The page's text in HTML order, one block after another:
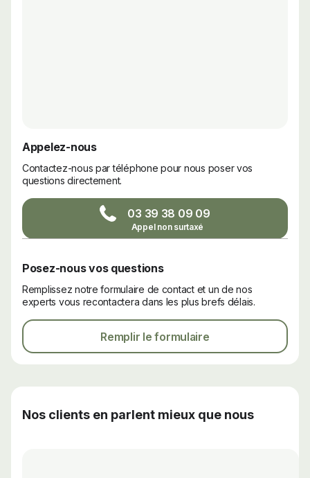
Appelez-nous
Contactez-nous par téléphone pour nous poser vos
questions directement.
03 39 38 09 09
Posez-nous vos questions
Remplissez notre formulaire de contact et un de nos
experts vous recontactera dans les plus brefs délais.
Remplir le formulaire
Nos clients en parlent mieux que nous